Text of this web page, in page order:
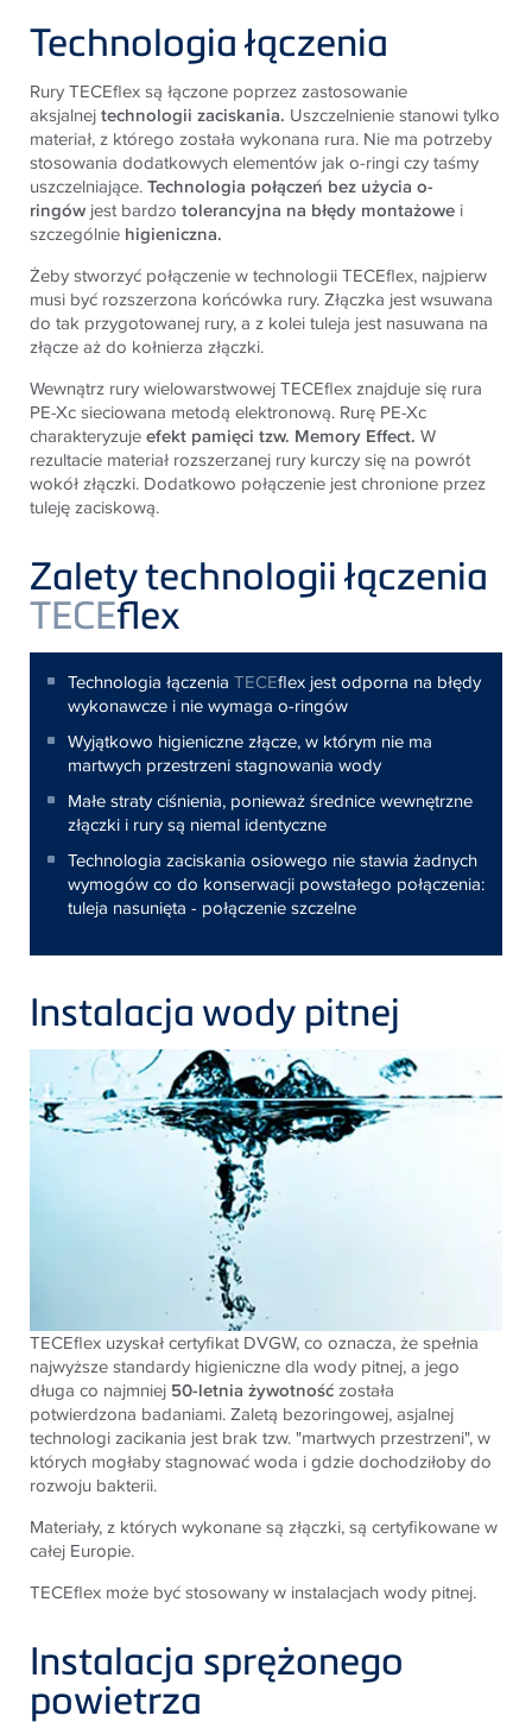
Technologia łączenia
Rury TECEflex są łączone poprzez zastosowanie
aksjalnejtechnologii zaciskania. Uszczelnienie stanowi tylko
materiał, z którego została wykonana rura. Nie ma potrzeby
stosowania dodatkowych elementów jak o-ringi czy taśmy
uszczelniające.Technologia połączeń bez użycia o-
ringów jest bardzo tolerancyjna na błędy montażowe i
szczególnie higieniczna.
Żeby stworzyć połączenie w technologii TECEflex, najpierw
musi być rozszerzona końcówka rury. Złączka jest wsuwana
do tak przygotowanej rury, a z kolei tuleja jest nasuwana na
złącze aż do kołnierza złączki.
Wewnątrz rury wielowarstwowej TECEflex znajduje się rura
PE-Xc sieciowana metodą elektronową. Rurę PE-Xc
charakteryzujeefekt pamięci tzw. Memory Effect. W
rezultacie materiał rozszerzanej rury kurczy się na powrót
wokół złączki. Dodatkowo połączenie jest chronione przez
tuleję zaciskową.
Zalety technologii łączenia
TECEflex
Technologia łączenia TECEflex jest odporna na błędy
wykonawcze i nie wymaga o-ringów
Wyjątkowo higieniczne złącze, w którym nie ma
martwych przestrzeni stagnowania wody
Małe straty ciśnienia, ponieważ średnice wewnętrzne
złączki i rury są niemal identyczne
Technologia zaciskania osiowego nie stawia żadnych
wymogów co do konserwacji powstałego połączenia:
tuleja nasunięta - połączenie szczelne
Instalacja wody pitnej
TECEflex uzyskał certyfikat DVGW, co oznacza, że spełnia
najwyższe standardy higieniczne dla wody pitnej, a jego
długa co najmniej 50-letnia żywotnośćzostała
potwierdzona badaniami. Zaletą bezoringowej, asjalnej
technologi zacikania jest brak tzw. "martwych przestrzeni", w
których mogłaby stagnować woda i gdzie dochodziłoby do
rozwoju bakterii.
Materiały, z których wykonane są złączki, są certyfikowane w
całej Europie.
TECEflex może być stosowany w instalacjach wody pitnej.
Instalacja sprężonego
powietrza